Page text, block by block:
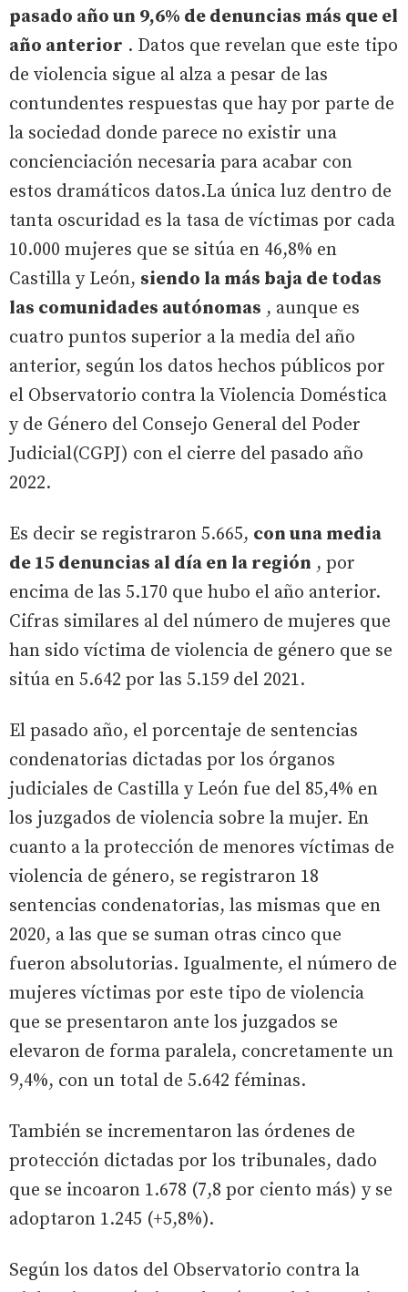
pasado año un 9,6% de denuncias más que el
año anterior . Datos que revelan que este tipo
de violencia sigue al alza a pesar de las
contundentes respuestas que hay por parte de
la sociedad donde parece no existir una
concienciación necesaria para acabar con
estos dramáticos datos.La única luz dentro de
tanta oscuridad es la tasa de víctimas por cada
10.000 mujeres que se sitúa en 46,8% en
Castilla y León, siendo la más baja de todas
las comunidades autónomas , aunque es
cuatro puntos superior a la media del año
anterior, según los datos hechos públicos por
el Observatorio contra la Violencia Doméstica
y de Género del Consejo General del Poder
Judicial(CGPJ) con el cierre del pasado año
2022.
Es decir se registraron 5.665, con una media
de 15 denuncias al día en la región , por
encima de las 5.170 que hubo el año anterior.
Cifras similares al del número de mujeres que
han sido víctima de violencia de género que se
sitúa en 5.642 por las 5.159 del 2021.
El pasado año, el porcentaje de sentencias
condenatorias dictadas por los órganos
judiciales de Castilla y León fue del 85,4% en
los juzgados de violencia sobre la mujer. En
cuanto a la protección de menores víctimas de
violencia de género, se registraron 18
sentencias condenatorias, las mismas que en
2020, a las que se suman otras cinco que
fueron absolutorias. Igualmente, el número de
mujeres víctimas por este tipo de violencia
que se presentaron ante los juzgados se
elevaron de forma paralela, concretamente un
9,4%, con un total de 5.642 féminas.
También se incrementaron las órdenes de
protección dictadas por los tribunales, dado
que se incoaron 1.678 (7,8 por ciento más) y se
adoptaron 1.245 (+5,8%).
Según los datos del Observatorio contra la